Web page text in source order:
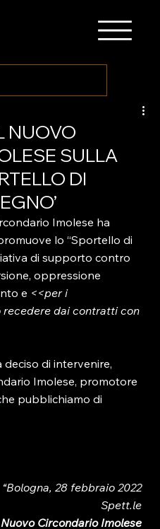
NUOVO
SULLA
DI
Imolese ha
lo “Sportello di
di supporto contro
oppressione
e <<per i
dai contratti con
deciso di intervenire,
Imolese, promotore
pubblichiamo di
“Bologna, 28 febbraio 2022
Spett.le
Nuovo Circondario Imolese